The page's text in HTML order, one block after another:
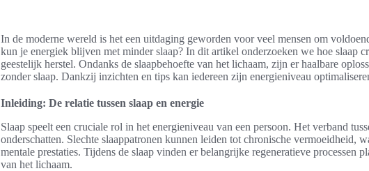
In de moderne wereld is het een uitdaging geworden voor veel mensen om
kun je energiek blijven met minder slaap? In dit artikel onderzoeken we hoe slaap
geestelijk herstel. Ondanks de slaapbehoefte van het lichaam, zijn er haalbare
zonder slaap. Dankzij inzichten en tips kan iedereen zijn energieniveau
Inleiding: De relatie tussen slaap en energie
Slaap speelt een cruciale rol in het energieniveau van een persoon. Het verband
onderschatten. Slechte slaappatronen kunnen leiden tot chronische vermoeidheid,
mentale prestaties. Tijdens de slaap vinden er belangrijke regeneratieve processen
van het lichaam.